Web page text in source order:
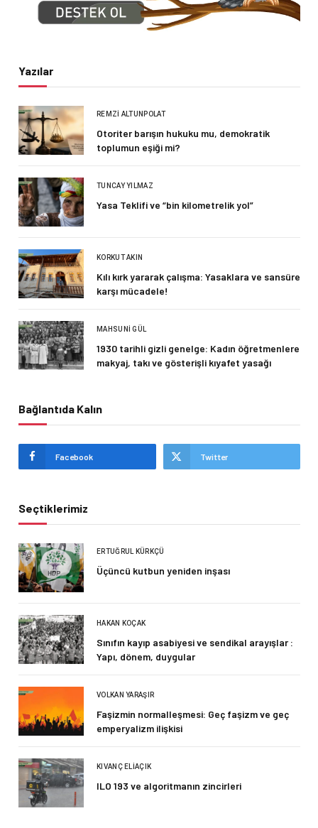
Yazılar
REMZI ALTUNPOLAT
Otoriter barışın hukuku mu, demokratik
toplumun eşiği mi?
TUNCAY YILMAZ
Yasa Teklifi ve “bin kilometrelik yol”
KORKUT AKIN
Kılı kırk yararak çalışma: Yasaklara ve sansüre
karşı mücadele!
MAHSUNI GÜL
1930 tarihli gizli genelge: Kadın öğretmenlere
makyaj, takı ve gösterişli kıyafet yasağı
Bağlantıda Kalın
Facebook Twitter
Seçtiklerimiz
ERTUĞRUL KÜRKÇÜ
Üçüncü kutbun yeniden inşası
HAKAN KOÇAK
Sınıfın kayıp asabiyesi ve sendikal arayışlar :
Yapı, dönem, duygular
VOLKAN YARAŞIR
Faşizmin normalleşmesi: Geç faşizm ve geç
emperyalizm ilişkisi
KIVANÇ ELIAÇIK
ILO 193 ve algoritmanın zincirleri